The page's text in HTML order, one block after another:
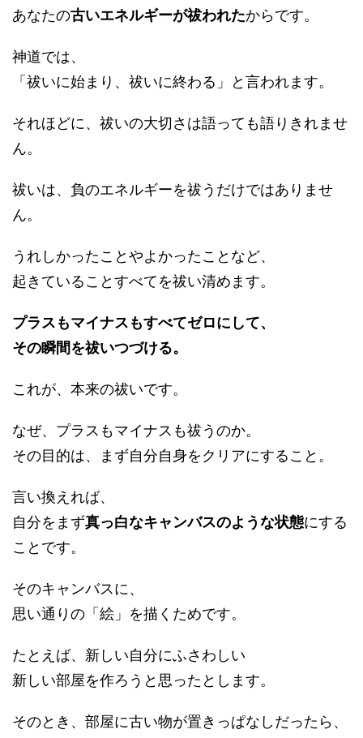
あなたの古いエネルギーが祓われたからです。
神道では、
「祓いに始まり、祓いに終わる」と言われます。
それほどに、祓いの大切さは語っても語りきれませ
ん。
祓いは、負のエネルギーを祓うだけではありませ
ん。
うれしかったことやよかったことなど、
起きていることすべてを祓い清めます。
プラスもマイナスもすべてゼロにして、
その瞬間を祓いつづける。
これが、本来の祓いです。
なぜ、プラスもマイナスも祓うのか。
その目的は、まず自分自身をクリアにすること。
言い換えれば、
自分をまず真っ白なキャンバスのような状態にする
ことです。
そのキャンバスに、
思い通りの「絵」を描くためです。
たとえば、新しい自分にふさわしい
新しい部屋を作ろうと思ったとします。
そのとき、部屋に古い物が置きっぱなしだったら、